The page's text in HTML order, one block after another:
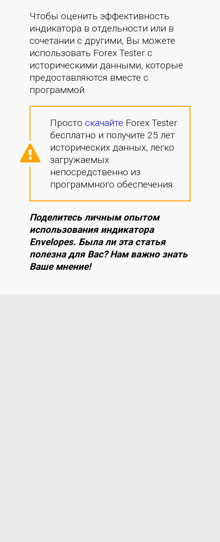
Чтобы оценить эффективность
индикатора в отдельности или в
сочетании с другими, Вы можете
использовать Forex Tester с
историческими данными, которые
предоставляются вместе с
программой.
Просто скачайте Forex Tester
бесплатно и получите 25 лет
исторических данных, легко
загружаемых
непосредственно из
программного обеспечения.
Поделитесь личным опытом
использования индикатора
Envelopes. Была ли эта статья
полезна для Вас? Нам важно знать
Ваше мнение!